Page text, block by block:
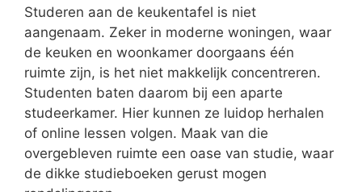
Studeren aan de keukentafel is niet
aangenaam. Zeker in moderne woningen, waar
de keuken en woonkamer doorgaans één
ruimte zijn, is het niet makkelijk concentreren.
Studenten baten daarom bij een aparte
studeerkamer. Hier kunnen ze luidop herhalen
of online lessen volgen. Maak van die
overgebleven ruimte een oase van studie, waar
de dikke studieboeken gerust mogen